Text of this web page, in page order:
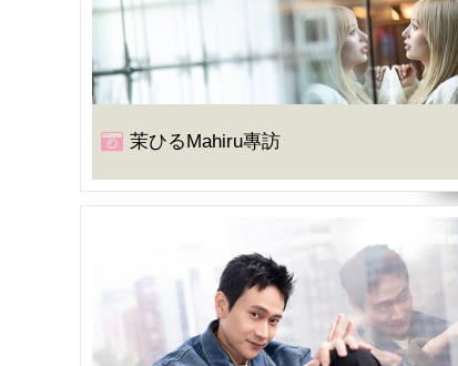
茉ひるMahiru專訪